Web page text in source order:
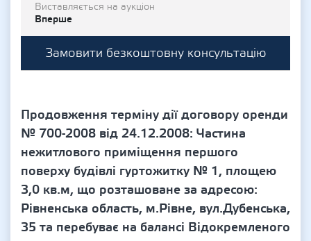
Виставляється на аукціон
Вперше
Замовити безкоштовну консультацію
Продовження терміну дії договору оренди
№ 700-2008 від 24.12.2008: Частина
нежитлового приміщення першого
поверху будівлі гуртожитку № 1, площею
3,0 кв.м, що розташоване за адресою:
Рівненська область, м.Рівне, вул.Дубенська,
35 та перебуває на балансі Відокремленого